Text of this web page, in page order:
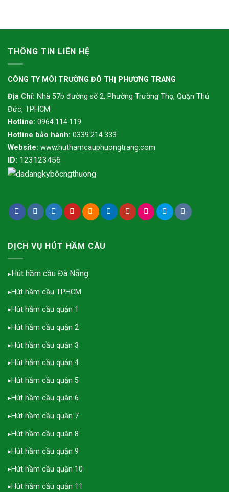
Giá
Lậy
Giá
THÔNG TIN LIÊN HỆ
CÔNG TY MÔI TRƯỜNG ĐÔ THỊ PHƯƠNG TRANG
Địa Chỉ: Nhà 57b đường số 2, Phường Trường Thọ, Quận Thủ
Đức, TPHCM
Hotline: 0964.114.119
Hotline bảo hành: 0339.214.333
Website: www.huthamcauphuongtrang.com
ID: 123123456
DỊCH VỤ HÚT HẦM CẦU
▸Hút hầm cầu Đà Nẵng
▸Hút hầm cầu TPHCM
▸Hút hầm cầu quận 1
▸Hút hầm cầu quận 2
▸Hút hầm cầu quận 3
▸Hút hầm cầu quận 4
▸Hút hầm cầu quận 5
▸Hút hầm cầu quận 6
▸Hút hầm cầu quận 7
▸Hút hầm cầu quận 8
▸Hút hầm cầu quận 9
▸Hút hầm cầu quận 10
▸Hút hầm cầu quận 11